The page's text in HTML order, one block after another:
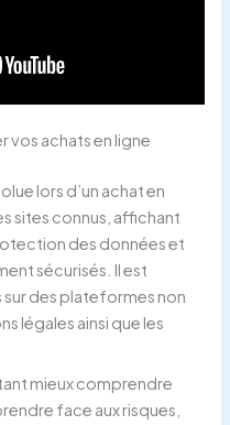
vos achats en ligne
lors d’un achat en
sites connus, affichant
des données et
sécurisés. Il est
des plateformes non
légales ainsi que les
mieux comprendre
face aux risques,